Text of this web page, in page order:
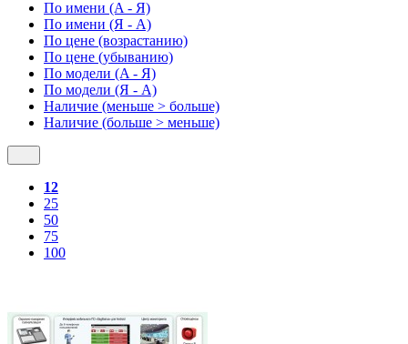
По имени (A - Я)
По имени (Я - A)
По цене (возрастанию)
По цене (убыванию)
По модели (A - Я)
По модели (Я - A)
Наличие (меньше > больше)
Наличие (больше > меньше)
12
25
50
75
100